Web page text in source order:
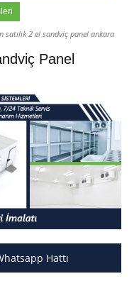
satılık 2 el sandviç panel ankara
Panel
Hattı